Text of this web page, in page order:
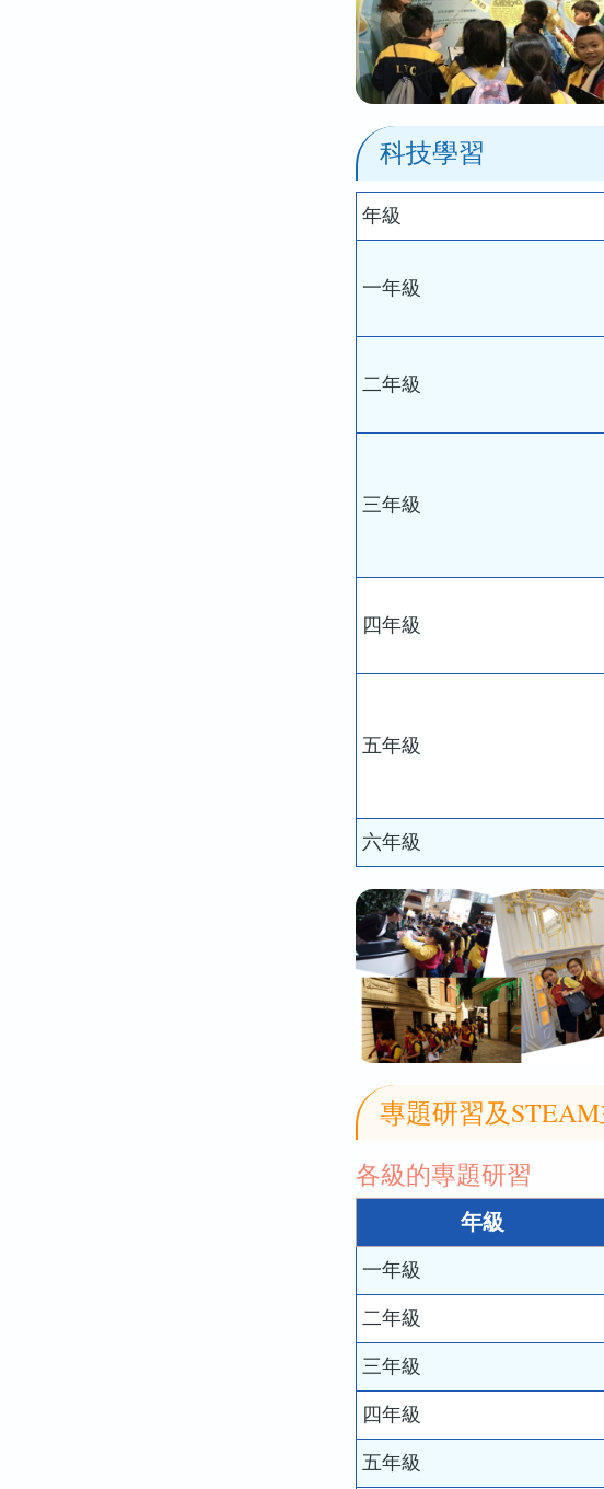
科技學習
年級
一年級
二年級
三年級
四年級
五年級
六年級
專題研習及
各級的專題研習
年級
一年級
二年級
三年級
四年級
五年級